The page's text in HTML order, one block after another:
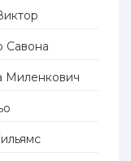
Савона
Миленкович